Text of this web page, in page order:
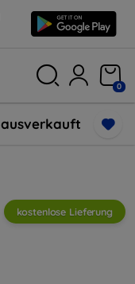
0
ausverkauft
kostenlose Lieferung